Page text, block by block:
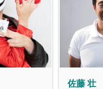
佐藤 壮